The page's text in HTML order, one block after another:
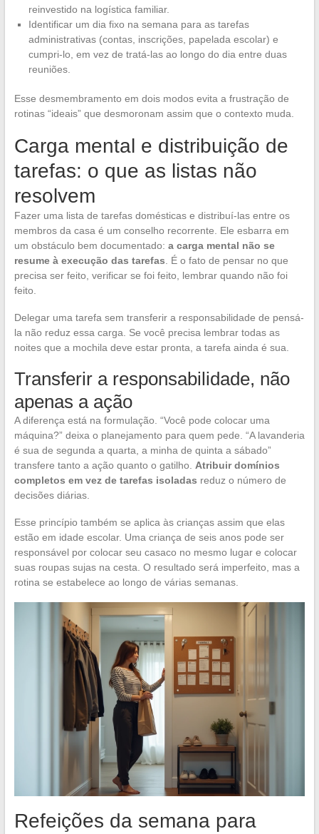
reinvestido na logística familiar.
Identificar um dia fixo na semana para as tarefas
administrativas (contas, inscrições, papelada escolar) e
cumpri-lo, em vez de tratá-las ao longo do dia entre duas
reuniões.
Esse desmembramento em dois modos evita a frustração de
rotinas “ideais” que desmoronam assim que o contexto muda.
Carga mental e distribuição de
tarefas: o que as listas não
resolvem
Fazer uma lista de tarefas domésticas e distribuí-las entre os
membros da casa é um conselho recorrente. Ele esbarra em
um obstáculo bem documentado: a carga mental não se
resume à execução das tarefas . É o fato de pensar no que
precisa ser feito, verificar se foi feito, lembrar quando não foi
feito.
Delegar uma tarefa sem transferir a responsabilidade de pensá-
la não reduz essa carga. Se você precisa lembrar todas as
noites que a mochila deve estar pronta, a tarefa ainda é sua.
Transferir a responsabilidade, não
apenas a ação
A diferença está na formulação. “Você pode colocar uma
máquina?” deixa o planejamento para quem pede. “A lavanderia
é sua de segunda a quarta, a minha de quinta a sábado”
transfere tanto a ação quanto o gatilho. Atribuir domínios
completos em vez de tarefas isoladas reduz o número de
decisões diárias.
Esse princípio também se aplica às crianças assim que elas
estão em idade escolar. Uma criança de seis anos pode ser
responsável por colocar seu casaco no mesmo lugar e colocar
suas roupas sujas na cesta. O resultado será imperfeito, mas a
rotina se estabelece ao longo de várias semanas.
Refeições da semana para